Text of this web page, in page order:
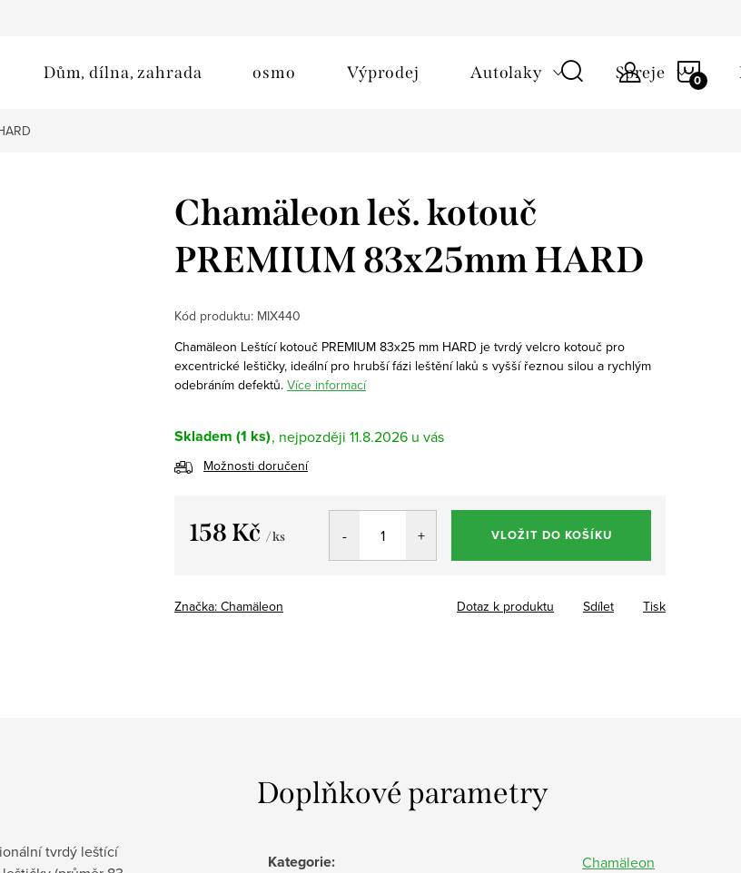
Dům, dílna, zahrada osmo Výprodej Autolaky Spreje
Chamäleon leš. kotouč
PREMIUM 83x25mm HARD
Kód produktu: MIX440
Chamäleon Leštící kotouč PREMIUM 83x25 mm HARD je tvrdý velcro kotouč pro
excentrické leštičky, ideální pro hrubší fázi leštění laků s vyšší řeznou silou a rychlým
odebráním defektů. Více informací
Skladem (1 ks) 11.8.2026
Možnosti doručení
158 Kč / ks VLOŽIT DO KOŠÍKU
Značka: Chamäleon Tisk
Dotaz k produktu Sdílet
tvrdý leštící
Doplňkové parametry
Kategorie: Chamäleon